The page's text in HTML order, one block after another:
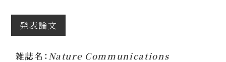
発表論文
雑誌名：Nature Communications